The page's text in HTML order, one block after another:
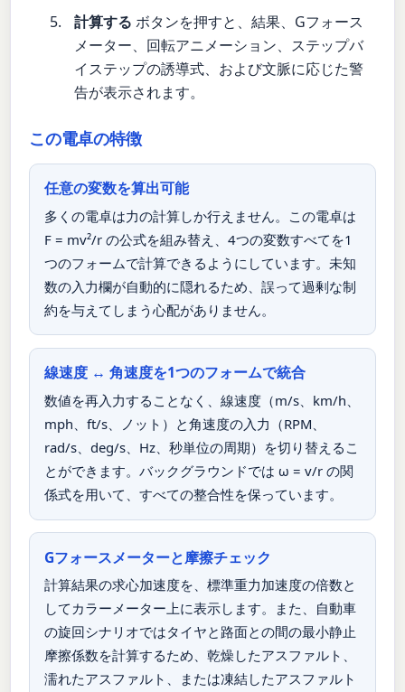
計算する ボタンを押すと、結果、Gフォース
メーター、回転アニメーション、ステップバ
イステップの誘導式、および文脈に応じた警
告が表示されます。
この電卓の特徴
任意の変数を算出可能
多くの電卓は力の計算しか行えません。この電卓は
F = mv²/r の公式を組み替え、4つの変数すべてを1
つのフォームで計算できるようにしています。未知
数の入力欄が自動的に隠れるため、誤って過剰な制
約を与えてしまう心配がありません。
線速度 ↔ 角速度を1つのフォームで統合
数値を再入力することなく、線速度（m/s、km/h、
mph、ft/s、ノット）と角速度の入力（RPM、
rad/s、deg/s、Hz、秒単位の周期）を切り替えるこ
とができます。バックグラウンドでは ω = v/r の関
係式を用いて、すべての整合性を保っています。
Gフォースメーターと摩擦チェック
計算結果の求心加速度を、標準重力加速度の倍数と
してカラーメーター上に表示します。また、自動車
の旋回シナリオではタイヤと路面との間の最小静止
摩擦係数を計算するため、乾燥したアスファルト、
濡れたアスファルト、または凍結したアスファルト